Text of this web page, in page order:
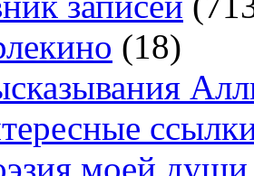
(18)
моей души